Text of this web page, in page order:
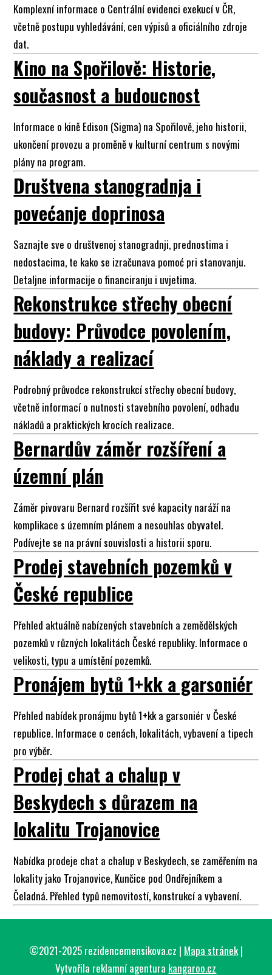
Komplexní informace o Centrální evidenci exekucí v ČR,
včetně postupu vyhledávání, cen výpisů a oficiálního zdroje
dat.
Kino na Spořilově: Historie,
současnost a budoucnost
Informace o kině Edison (Sigma) na Spořilově, jeho historii,
ukončení provozu a proměně v kulturní centrum s novými
plány na program.
Društvena stanogradnja i
povećanje doprinosa
Saznajte sve o društvenoj stanogradnji, prednostima i
nedostacima, te kako se izračunava pomoć pri stanovanju.
Detaljne informacije o financiranju i uvjetima.
Rekonstrukce střechy obecní
budovy: Průvodce povolením,
náklady a realizací
Podrobný průvodce rekonstrukcí střechy obecní budovy,
včetně informací o nutnosti stavebního povolení, odhadu
nákladů a praktických krocích realizace.
Bernardův záměr rozšíření a
územní plán
Záměr pivovaru Bernard rozšířit své kapacity naráží na
komplikace s územním plánem a nesouhlas obyvatel.
Podívejte se na právní souvislosti a historii sporu.
Prodej stavebních pozemků v
České republice
Přehled aktuálně nabízených stavebních a zemědělských
pozemků v různých lokalitách České republiky. Informace o
velikosti, typu a umístění pozemků.
Pronájem bytů 1+kk a garsoniér
Přehled nabídek pronájmu bytů 1+kk a garsoniér v České
republice. Informace o cenách, lokalitách, vybavení a tipech
pro výběr.
Prodej chat a chalup v
Beskydech s důrazem na
lokalitu Trojanovice
Nabídka prodeje chat a chalup v Beskydech, se zaměřením na
lokality jako Trojanovice, Kunčice pod Ondřejníkem a
Čeladná. Přehled typů nemovitostí, konstrukcí a vybavení.
©2021-2025 rezidencemensikova.cz | Mapa stránek|
Vytvořila reklamní agentura kangaroo.cz